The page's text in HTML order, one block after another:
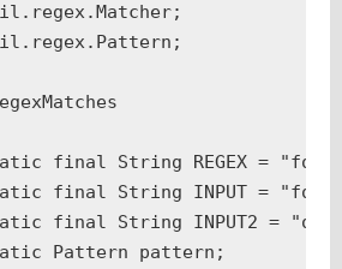
final String REGEX =
final String INPUT =
final String INPUT2 =
Pattern pattern;